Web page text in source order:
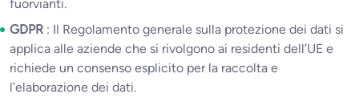
fuorvianti.
GDPR : Il Regolamento generale sulla protezione dei dati si
applica alle aziende che si rivolgono ai residenti dell’UE e
richiede un consenso esplicito per la raccolta e
l’elaborazione dei dati.